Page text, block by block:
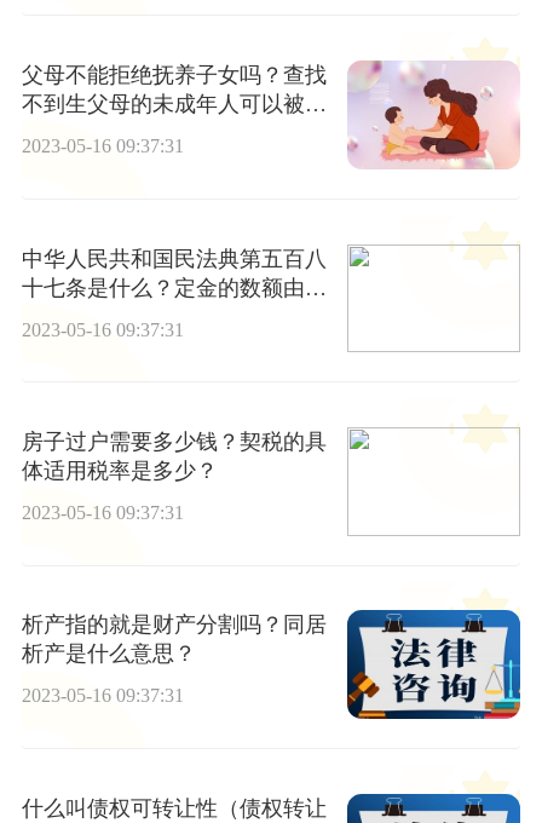
父母不能拒绝抚养子女吗？查找
不到生父母的未成年人可以被收
养吗？
2023-05-16 09:37:31
中华人民共和国民法典第五百八
十七条是什么？定金的数额由谁
2023-05-16 09:37:31
房子过户需要多少钱？契税的具
体适用税率是多少？
2023-05-16 09:37:31
析产指的就是财产分割吗？同居
析产是什么意思？
2023-05-16 09:37:31
什么叫债权可转让性（债权转让